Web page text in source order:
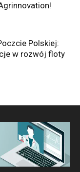
Polskiej:
w rozwój floty